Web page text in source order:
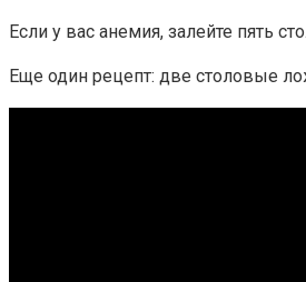
Если у вас анемия, залейте пять
Еще один рецепт: две столовые